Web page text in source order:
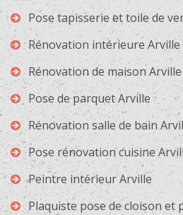
Pose tapisserie et toile de
Rénovation intérieure Arville
Rénovation de maison Arville
Pose de parquet Arville
Rénovation salle de bain
Pose rénovation cuisine
Peintre intérieur Arville
Plaquiste pose de cloison et